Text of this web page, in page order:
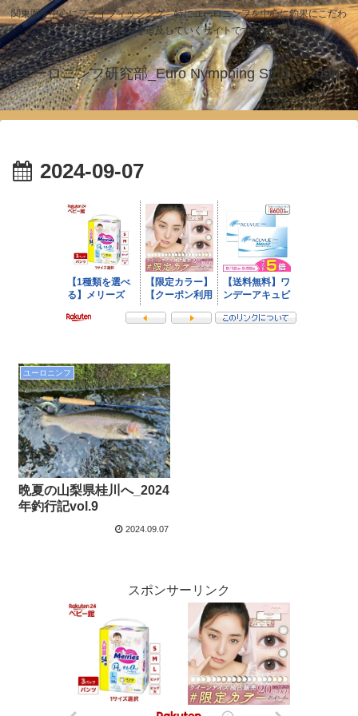
関東圏を中心にフライフィッシング、特にユーロニンフを中心に釣果にこだわ
った釣りを追及していくサイトです！
ユーロニンフ研究部_Euro Nymphing Study Group
2024-09-07
ユーロニンフ
晩夏の山梨県桂川へ_2024
年釣行記vol.9
2024.09.07
スポンサーリンク